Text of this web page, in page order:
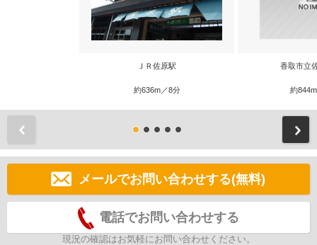
ＪＲ佐原駅
約636m／8分
香取市立
約
メールでお問い合わせする(無料)
電話でお問い合わせする
現況の確認はお気軽にお問い合わせください。